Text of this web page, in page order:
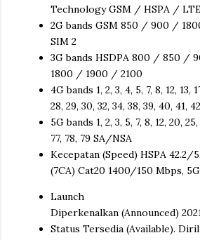
Technology GSM / HSPA /
2G bands GSM 850 / 900 /
SIM 2
3G bands HSDPA 800 / 850 /
1800 / 1900 / 2100
4G bands 1, 2, 3, 4, 5, 7, 8, 12, 13,
28, 29, 30, 32, 34, 38, 39, 40, 41,
5G bands 1, 2, 3, 5, 7, 8, 12, 20,
77, 78, 79 SA/NSA
Kecepatan (Speed) HSPA 42.2/
(7CA) Cat20 1400/150 Mbps,
Launch
Diperkenalkan (Announced)
Status Tersedia (Available).